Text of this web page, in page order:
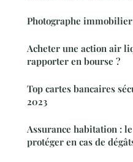
Photographe immobilier
Acheter une action air
rapporter en bourse ?
Top cartes bancaires
2023
Assurance habitation :
protéger en cas de